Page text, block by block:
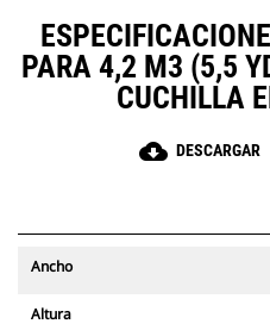
PARA 4,2 M3 (5,5
CUCHILLA
cloud_download DESCARGAR
Ancho
Altura